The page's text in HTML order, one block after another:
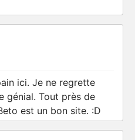
ici. Je ne regrette
génial. Tout près de
est un bon site. :D